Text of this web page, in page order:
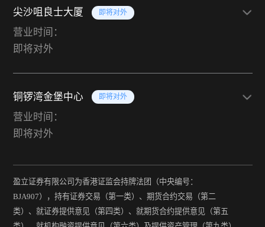
尖沙咀良士大厦 即将对外
营业时间：
即将对外
铜锣湾金堡中心 即将对外
营业时间：
即将对外
盈立证券有限公司为香港证监会持牌法团（中央编号：
BJA907），持有证券交易（第一类）、期货合约交易（第二
类）、就证券提供意见（第四类）、就期货合约提供意见（第五